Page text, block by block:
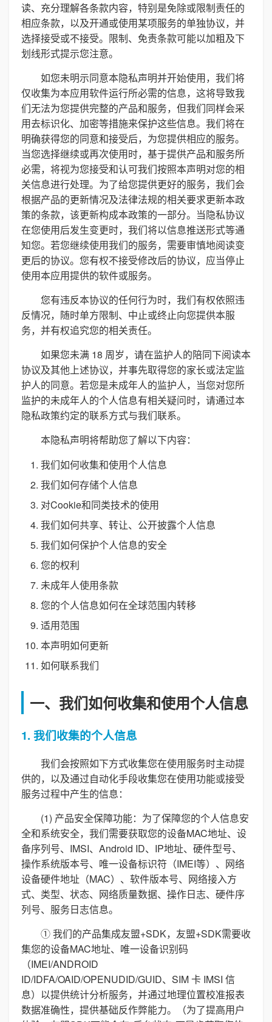
读、充分理解各条款内容，特别是免除或限制责任的
相应条款，以及开通或使用某项服务的单独协议，并
选择接受或不接受。限制、免责条款可能以加粗及下
划线形式提示您注意。
如您未明示同意本隐私声明并开始使用，我们将
仅收集为本应用软件运行所必需的信息，这将导致我
们无法为您提供完整的产品和服务，但我们同样会采
用去标识化、加密等措施来保护这些信息。我们将在
明确获得您的同意和接受后，为您提供相应的服务。
当您选择继续或再次使用时，基于提供产品和服务所
必需，将视为您接受和认可我们按照本声明对您的相
关信息进行处理。为了给您提供更好的服务，我们会
根据产品的更新情况及法律法规的相关要求更新本政
策的条款，该更新构成本政策的一部分。当隐私协议
在您使用后发生变更时，我们将以信息推送形式等通
知您。若您继续使用我们的服务，需要审慎地阅读变
更后的协议。您有权不接受修改后的协议，应当停止
使用本应用提供的软件或服务。
您有违反本协议的任何行为时，我们有权依照违
反情况，随时单方限制、中止或终止向您提供本服
务，并有权追究您的相关责任。
如果您未满 18 周岁，请在监护人的陪同下阅读本
协议及其他上述协议，并事先取得您的家长或法定监
护人的同意。若您是未成年人的监护人，当您对您所
监护的未成年人的个人信息有相关疑问时，请通过本
隐私政策约定的联系方式与我们联系。
本隐私声明将帮助您了解以下内容：
我们如何收集和使用个人信息
我们如何存储个人信息
对Cookie和同类技术的使用
我们如何共享、转让、公开披露个人信息
我们如何保护个人信息的安全
您的权利
未成年人使用条款
您的个人信息如何在全球范围内转移
适用范围
本声明如何更新
如何联系我们
一、我们如何收集和使用个人信息
1. 我们收集的个人信息
我们会按照如下方式收集您在使用服务时主动提
供的，以及通过自动化手段收集您在使用功能或接受
服务过程中产生的信息：
(1) 产品安全保障功能：为了保障您的个人信息安
全和系统安全，我们需要获取您的设备MAC地址、设
备序列号、IMSI、Android ID、IP地址、硬件型号、
操作系统版本号、唯一设备标识符（IMEI等）、网络
设备硬件地址（MAC）、软件版本号、网络接入方
式、类型、状态、网络质量数据、操作日志、硬件序
列号、服务日志信息。
① 我们的产品集成友盟+SDK，友盟+SDK需要收
集您的设备MAC地址、唯一设备识别码
（IMEI/ANDROID
ID/IDFA/OAID/OPENUDID/GUID、SIM 卡 IMSI 信
息）以提供统计分析服务，并通过地理位置校准报表
数据准确性，提供基础反作弊能力。（为了提高用户